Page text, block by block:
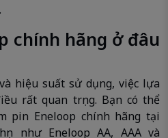
chính hãng ở đâu
hiệu suất sử dụng, việc lựa
rất quan trọng. Bạn có thể
pin Eneloop chính hãng tại
như Eneloop AA, AAA và